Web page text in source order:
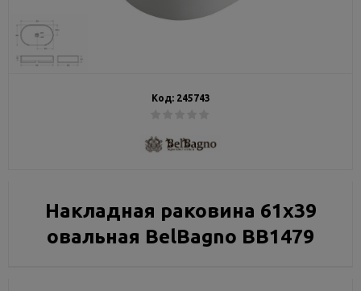
Код: 245743
Накладная раковина 61х39
овальная BelBagno BB1479